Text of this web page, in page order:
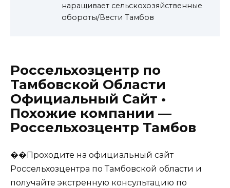
наращивает сельскохозяйственные
обороты/Вести Тамбов
Россельхозцентр по
Тамбовской Области
Официальный Сайт •
Похожие компании —
Россельхозцентр Тамбов
��Проходите на официальный сайт
Россельхозцентра по Тамбовской области и
получайте экстренную консультацию по